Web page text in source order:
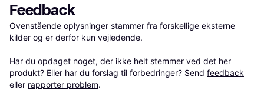
Feedback
Ovenstående oplysninger stammer fra forskellige eksterne
kilder og er derfor kun vejledende.
Har du opdaget noget, der ikke helt stemmer ved det her
produkt? Eller har du forslag til forbedringer? Send feedback
eller rapporter problem.